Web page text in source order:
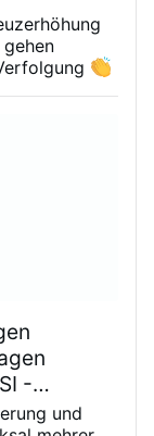
kreeka-
teatasid
Püha Neitsi
pidustuste
-
und